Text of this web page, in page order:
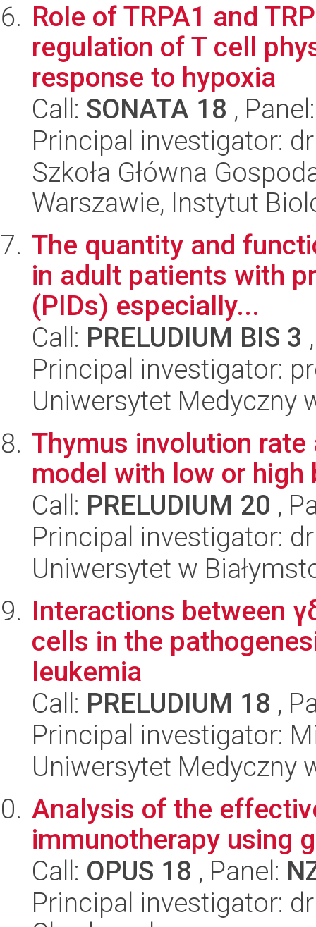
Role of TRPA1 and
regulation of T cell
response to hypoxia
Call: SONATA 18 ,
Principal investigator:
Szkoła Główna
Warszawie, Instytut
The quantity and
in adult patients with
(PIDs) especially...
Call: PRELUDIUM BIS 3
Principal investigator:
Uniwersytet Medyczny
Thymus involution
model with low or
Call: PRELUDIUM 20 ,
Principal investigator:
Uniwersytet w
Interactions between
cells in the
leukemia
Call: PRELUDIUM 18 ,
Principal investigator:
Uniwersytet Medyczny
Analysis of the
immunotherapy using
Call: OPUS 18 , Panel:
Principal investigator: